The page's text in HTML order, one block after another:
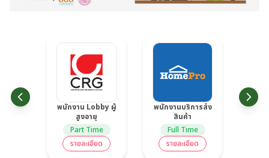
พนักงาน Lobby ผู้
สูงอายุ
Part Time
รายละเอียด
พนักงานบริการส่ง
สินค้า
Full Time
รายละเอียด